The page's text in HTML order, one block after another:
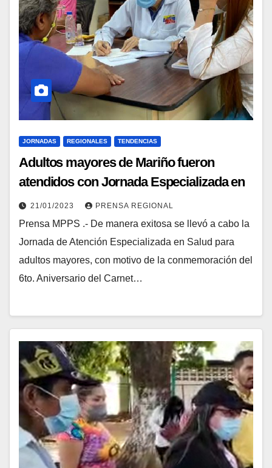
JORNADAS REGIONALES TENDENCIAS
Adultos mayores de Mariño fueron
atendidos con Jornada Especializada en
Salud en Aragua
21/01/2023 PRENSA REGIONAL
Prensa MPPS .- De manera exitosa se llevó a cabo la
Jornada de Atención Especializada en Salud para
adultos mayores, con motivo de la conmemoración del
6to. Aniversario del Carnet…